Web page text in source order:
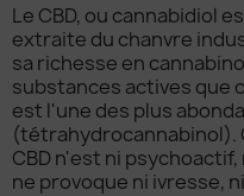
Le CBD, ou cannabidiol
extraite du chanvre
sa richesse en
substances actives que
est l'une des plus
(tétrahydrocannabinol).
CBD n'est ni
ne provoque ni ivresse,